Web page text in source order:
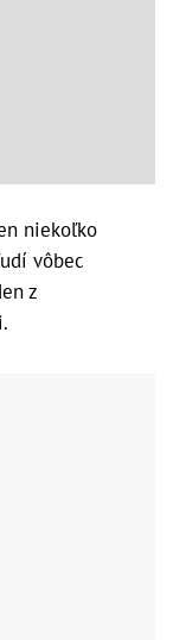
niekoľko
vôbec
z